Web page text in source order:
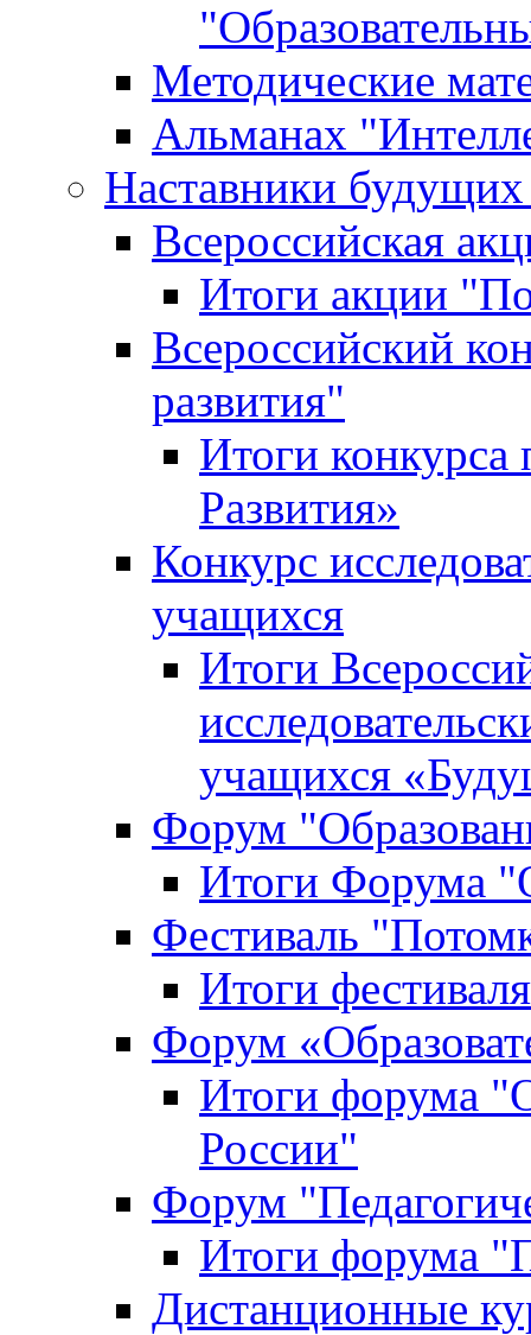
Методические
Альманах
Наставники
Всероссийская
Итоги акции
Всероссийский
развития"
Итоги конкурса
Развития»
Конкурс
учащихся
Итоги
учащихся
Форум
Итоги Форума
Фестиваль
Итоги
Форум
Итоги форума
России"
Форум
Итоги форума
Дистанционные